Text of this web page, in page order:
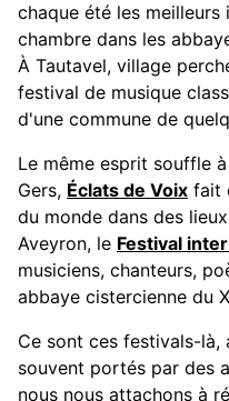
chaque été les
chambre dans les
À Tautavel, village
festival de musique
d'une commune de
Le même esprit souffle
Gers, Éclats de Voix fait
du monde dans des
Aveyron, le Festival
musiciens, chanteurs,
abbaye cistercienne du
Ce sont ces festivals-là,
souvent portés par des
nous nous attachons à